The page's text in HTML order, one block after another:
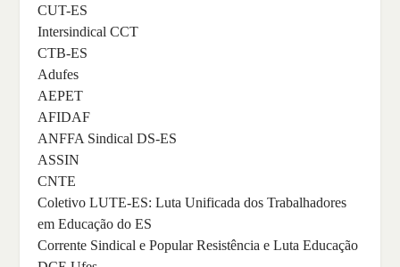
CUT-ES
Intersindical CCT
CTB-ES
Adufes
AEPET
AFIDAF
ANFFA Sindical DS-ES
ASSIN
CNTE
Coletivo LUTE-ES: Luta Unificada dos Trabalhadores
em Educação do ES
Corrente Sindical e Popular Resistência e Luta Educação